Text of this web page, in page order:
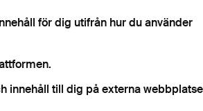
för dig utifrån hur du använder
innehåll till dig på externa